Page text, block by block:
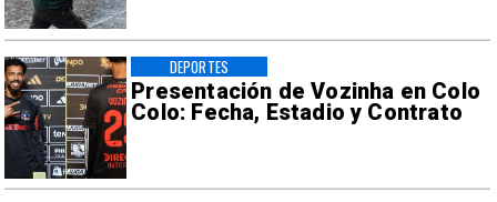
Presentación de Vozinha en Colo
Colo: Fecha, Estadio y Contrato
DEPORTES